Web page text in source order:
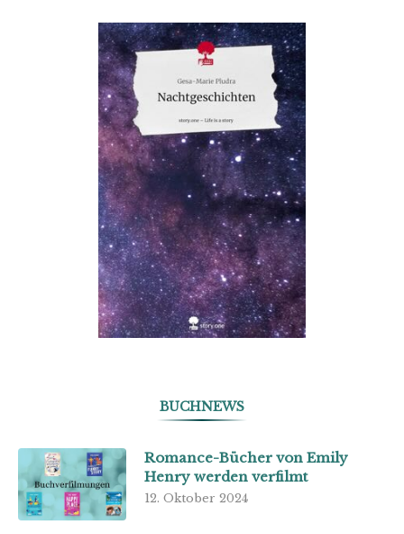
BUCHNEWS
Romance-Bücher von Emily
Henry werden verfilmt
12. Oktober 2024